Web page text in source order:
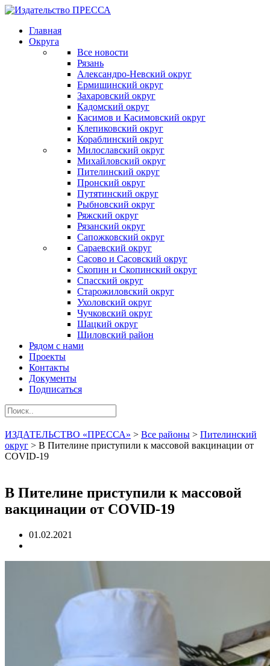
Главная
Округа
Все новости
Рязань
Александро-Невский округ
Ермишинский округ
Захаровский округ
Кадомский округ
Касимов и Касимовский округ
Клепиковский округ
Кораблинский округ
Милославский округ
Михайловский округ
Пителинский округ
Пронский округ
Путятинский округ
Рыбновский округ
Ряжский округ
Рязанский округ
Сапожковский округ
Сараевский округ
Сасово и Сасовский округ
Скопин и Скопинский округ
Спасский округ
Старожиловский округ
Ухоловский округ
Чучковский округ
Шацкий округ
Шиловский район
Рядом с нами
Проекты
Контакты
Документы
Подписаться
ИЗДАТЕЛЬСТВО «ПРЕССА» > Все районы > Пителинский
округ > В Пителине приступили к массовой вакцинации от
COVID-19
В Пителине приступили к массовой
вакцинации от COVID-19
01.02.2021